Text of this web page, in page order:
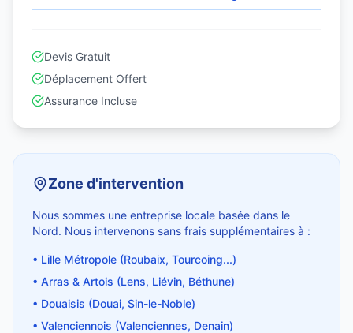
Devis Gratuit
Déplacement Offert
Assurance Incluse
Zone d'intervention
Nous sommes une entreprise locale basée dans le
Nord. Nous intervenons sans frais supplémentaires à :
• Lille Métropole (Roubaix, Tourcoing...)
• Arras & Artois (Lens, Liévin, Béthune)
• Douaisis (Douai, Sin-le-Noble)
• Valenciennois (Valenciennes, Denain)